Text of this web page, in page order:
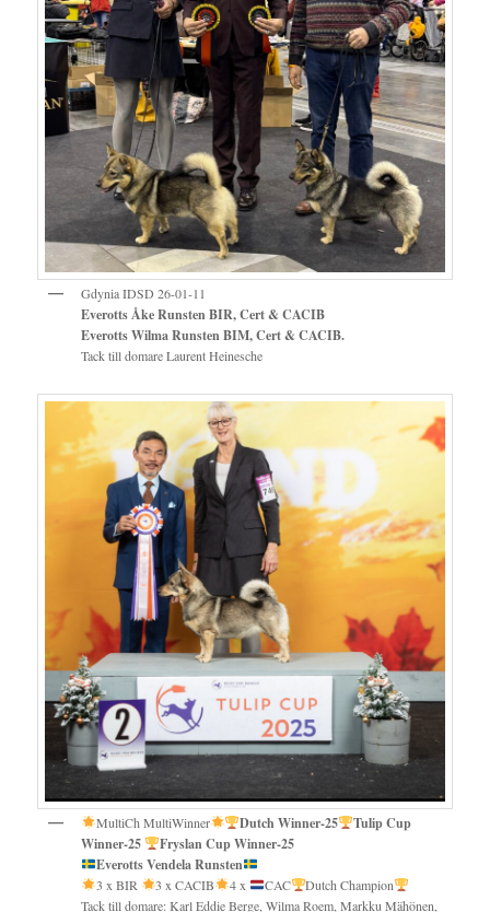
Gdynia IDSD 26-01-11
Everotts Åke Runsten BIR,Cert & CACIB
Everotts Wilma Runsten BIM, Cert & CACIB.
Tack till domare Laurent Heinesche
MultiCh MultiWinner Dutch Winner-25
Tulip Cup
Winner-25
Fryslan Cup Winner-25
Everotts Vendela Runsten
3 x BIR 3 x CACIB 4 x CAC
Dutch Champion
Tack till domare: Karl Eddie Berge, Wilma Roem, Markku Mähönen,